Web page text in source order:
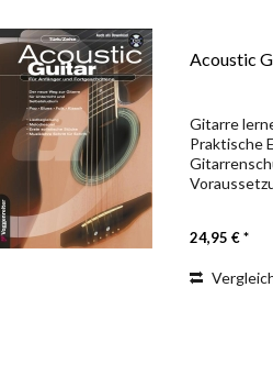
Acoustic
Gitarre
Praktische
24,95 € *